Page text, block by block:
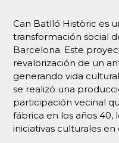
Can Batlló Històric es
transformación social
Barcelona. Este
revalorización de un
generando vida
se realizó una
participación vecinal
fábrica en los años 40,
iniciativas culturales en